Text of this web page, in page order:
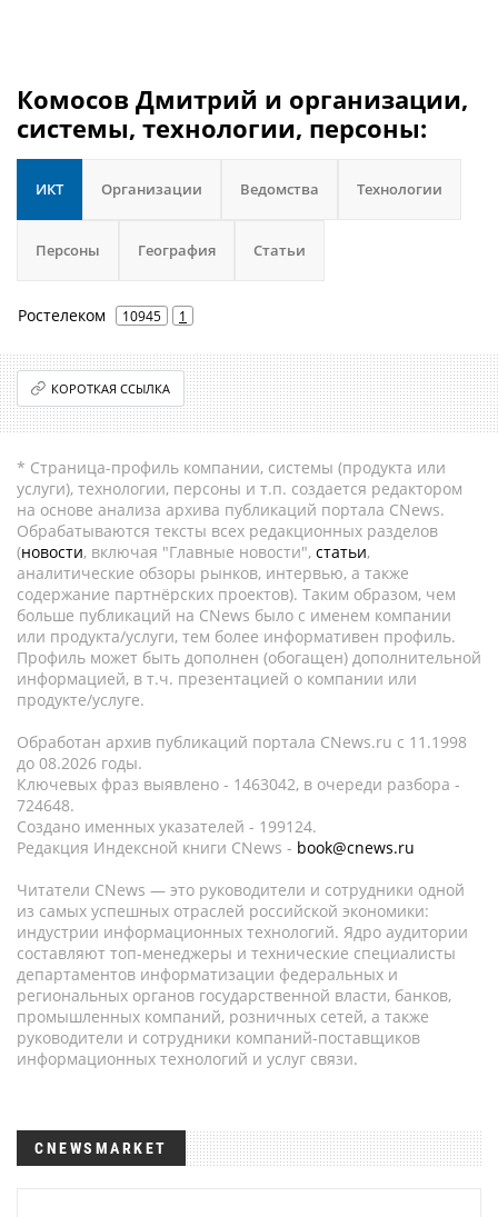
Комосов Дмитрий и организации,
системы, технологии, персоны:
ИКТ Организации Ведомства Технологии
Персоны География Статьи
Ростелеком 10945 1
КОРОТКАЯ ССЫЛКА
* Страница-профиль компании, системы (продукта или
услуги), технологии, персоны и т.п. создается редактором
на основе анализа архива публикаций портала CNews.
Обрабатываются тексты всех редакционных разделов
(новости, включая "Главные новости", статьи,
аналитические обзоры рынков, интервью, а также
содержание партнёрских проектов). Таким образом, чем
больше публикаций на CNews было с именем компании
или продукта/услуги, тем более информативен профиль.
Профиль может быть дополнен (обогащен) дополнительной
информацией, в т.ч. презентацией о компании или
продукте/услуге.
Обработан архив публикаций портала CNews.ru c 11.1998
до 08.2026 годы.
Ключевых фраз выявлено - 1463042, в очереди разбора -
724648.
Создано именных указателей - 199124.
Редакция Индексной книги CNews - book@cnews.ru
Читатели CNews — это руководители и сотрудники одной
из самых успешных отраслей российской экономики:
индустрии информационных технологий. Ядро аудитории
составляют топ-менеджеры и технические специалисты
департаментов информатизации федеральных и
региональных органов государственной власти, банков,
промышленных компаний, розничных сетей, а также
руководители и сотрудники компаний-поставщиков
информационных технологий и услуг связи.
CNEWSMARKET